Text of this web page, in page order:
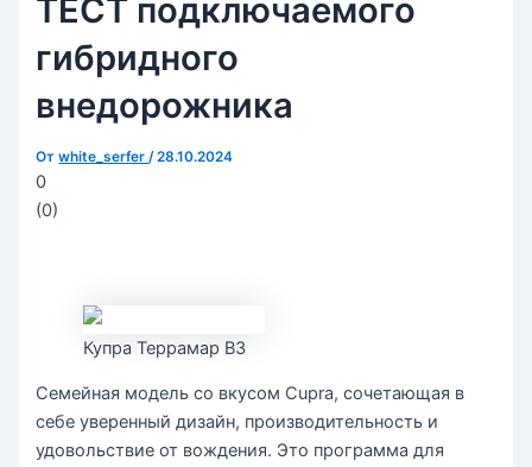
ТЕСТ подключаемого
гибридного
внедорожника
Отwhite_serfer/28.10.2024
0
(0)
Купра Террамар ВЗ
Семейная модель со вкусом Cupra, сочетающая в
себе уверенный дизайн, производительность и
удовольствие от вождения. Это программа для